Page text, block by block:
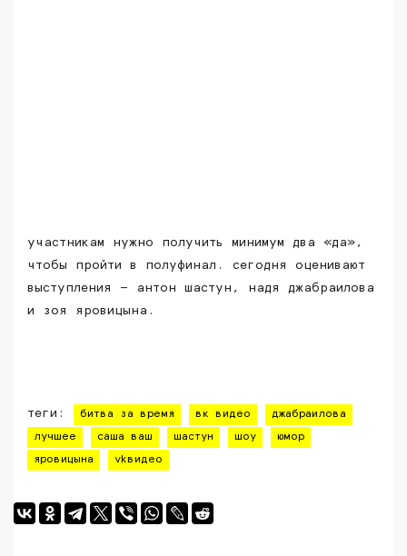
участникам нужно получить минимум два «да»,
чтобы пройти в полуфинал. сегодня оценивают
выступления — антон шастун, надя джабраилова
и зоя яровицына.
теги: битва за время вк видео джабраилова
лучшее саша ваш шастун шоу юмор
яровицына vkвидео